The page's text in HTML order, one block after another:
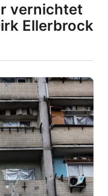
vernichtet
Ellerbrock